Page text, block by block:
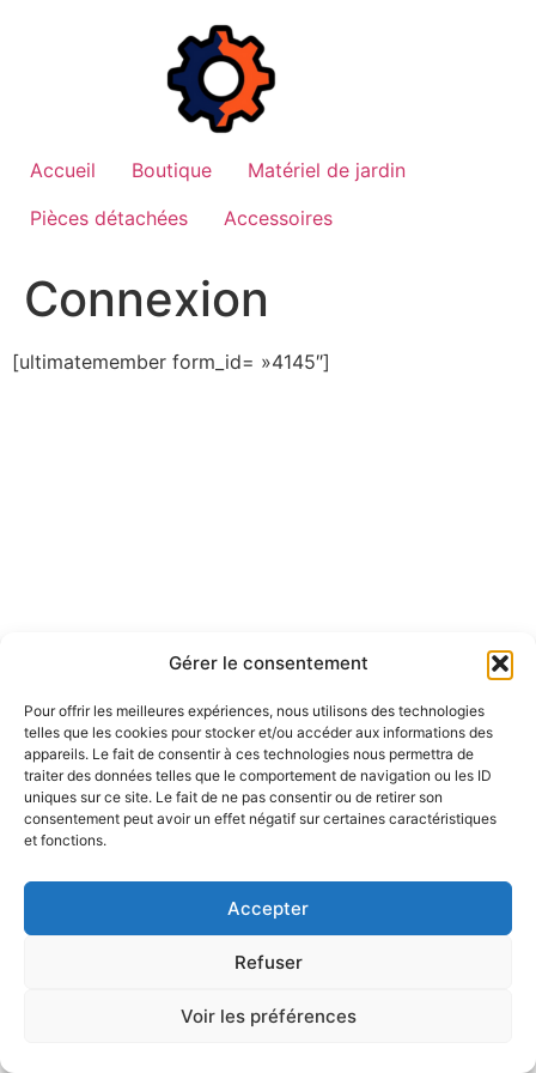
Gérer le consentement
Pour offrir les meilleures expériences, nous utilisons des technologies
telles que les cookies pour stocker et/ou accéder aux informations des
appareils. Le fait de consentir à ces technologies nous permettra de
traiter des données telles que le comportement de navigation ou les ID
uniques sur ce site. Le fait de ne pas consentir ou de retirer son
consentement peut avoir un effet négatif sur certaines caractéristiques
et fonctions.
Accepter
Refuser
Voir les préférences
Accueil Boutique
Matériel de jardin
Pièces détachées
Accessoires
Connexion
[ultimatemember form_id= »4145″]